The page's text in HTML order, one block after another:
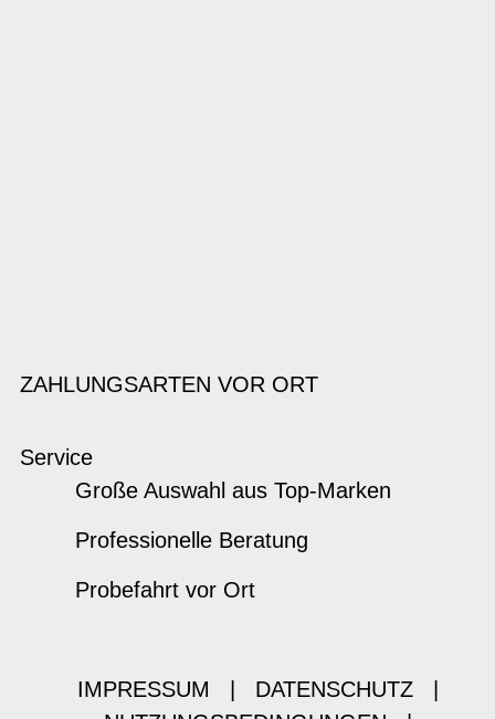
ZAHLUNGSARTEN VOR ORT
Service
Große Auswahl aus Top-Marken
Professionelle Beratung
Probefahrt vor Ort
IMPRESSUM DATENSCHUTZ